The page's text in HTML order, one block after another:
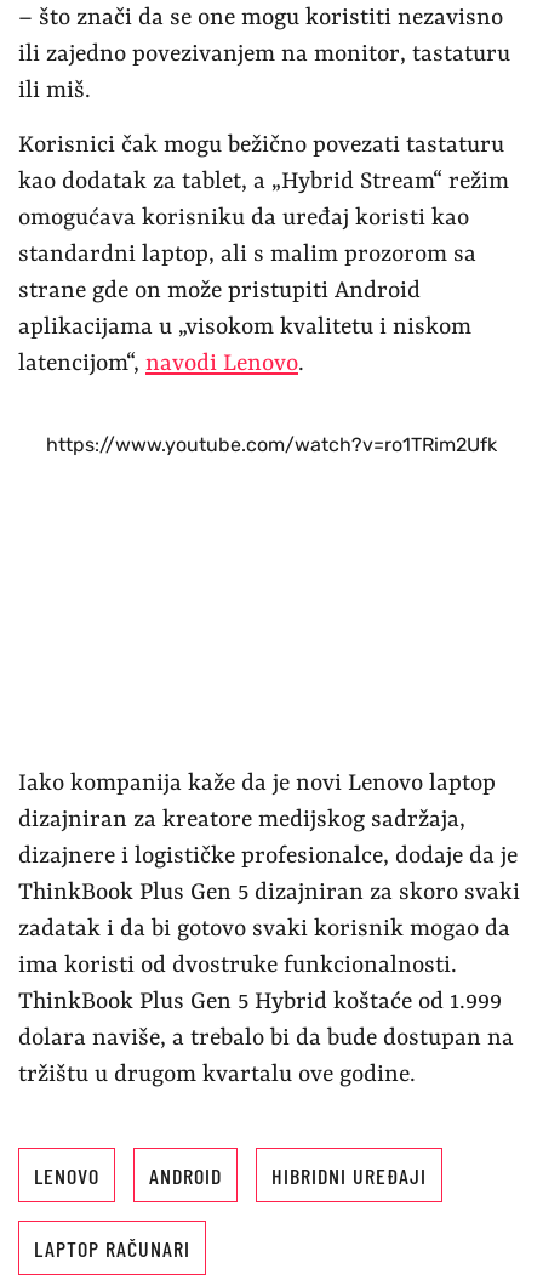
– što znači da se one mogu koristiti nezavisno
ili zajedno povezivanjem na monitor, tastaturu
ili miš.
Korisnici čak mogu bežično povezati tastaturu
kao dodatak za tablet, a „Hybrid Stream“ režim
omogućava korisniku da uređaj koristi kao
standardni laptop, ali s malim prozorom sa
strane gde on može pristupiti Android
aplikacijama u „visokom kvalitetu i niskom
latencijom“, navodi Lenovo.
https://www.youtube.com/watch?v=ro1TRim2Ufk
Iako kompanija kaže da je novi Lenovo laptop
dizajniran za kreatore medijskog sadržaja,
dizajnere i logističke profesionalce, dodaje da je
ThinkBook Plus Gen 5 dizajniran za skoro svaki
zadatak i da bi gotovo svaki korisnik mogao da
ima koristi od dvostruke funkcionalnosti.
ThinkBook Plus Gen 5 Hybrid koštaće od 1.999
dolara naviše, a trebalo bi da bude dostupan na
tržištu u drugom kvartalu ove godine.
LENOVO ANDROID HIBRIDNI UREĐAJI
LAPTOP RAČUNARI